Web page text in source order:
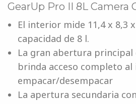
GearUp Pro II 8L Camera
El interior mide 11,4 x 8,3
capacidad de 8 l.
La gran abertura principal
brinda acceso completo
empacar/desempacar
La apertura secundaria